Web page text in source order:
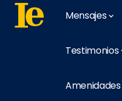
Mensajes
Testimonios
Amenidades